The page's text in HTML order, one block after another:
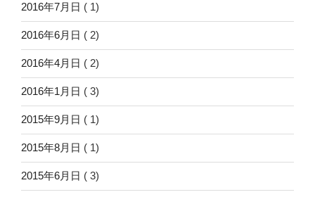
2016年7月日 ( 1)
2016年6月日 ( 2)
2016年4月日 ( 2)
2016年1月日 ( 3)
2015年9月日 ( 1)
2015年8月日 ( 1)
2015年6月日 ( 3)